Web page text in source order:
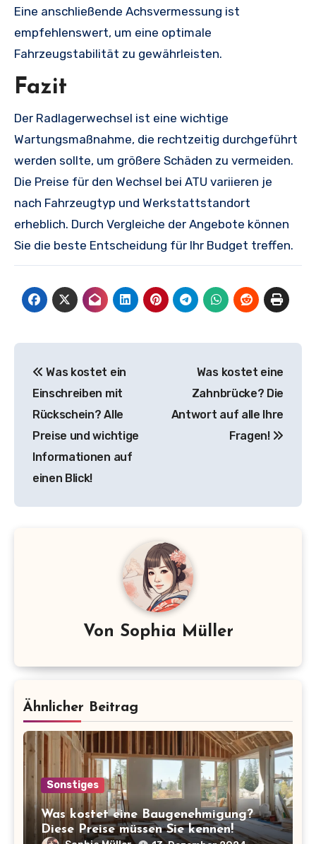
Eine anschließende Achsvermessung ist
empfehlenswert, um eine optimale
Fahrzeugstabilität zu gewährleisten.
Fazit
Der Radlagerwechsel ist eine wichtige
Wartungsmaßnahme, die rechtzeitig durchgeführt
werden sollte, um größere Schäden zu vermeiden.
Die Preise für den Wechsel bei ATU variieren je
nach Fahrzeugtyp und Werkstattstandort
erheblich. Durch Vergleiche der Angebote können
Sie die beste Entscheidung für Ihr Budget treffen.
Was kostet ein
Einschreiben mit
Rückschein? Alle
Preise und wichtige
Informationen auf
einen Blick!
Was kostet eine
Zahnbrücke? Die
Antwort auf alle Ihre
Fragen!
Von Sophia Müller
Ähnlicher Beitrag
Sonstiges
Was kostet eine Baugenehmigung?
Diese Preise müssen Sie kennen!